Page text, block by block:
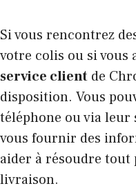
Si vous rencontrez
votre colis ou si vous
service client de
disposition. Vous
téléphone ou via
vous fournir des
aider à résoudre tout
livraison.